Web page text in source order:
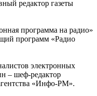
редактор газеты
программа на радио»
программ «Радио
электронных
– шеф-редактор
«Инфо-РМ».